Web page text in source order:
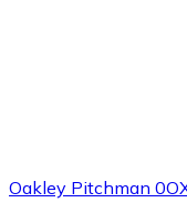
Oakley Pitchman